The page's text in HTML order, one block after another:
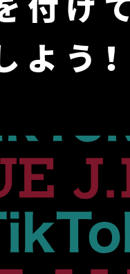
よう！